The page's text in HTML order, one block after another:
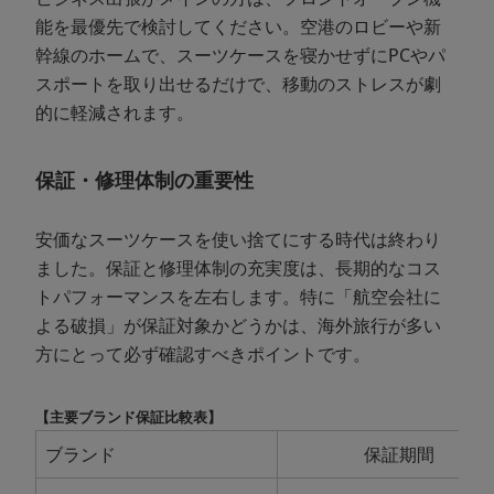
能を最優先で検討してください。空港のロビーや新
幹線のホームで、スーツケースを寝かせずにPCやパ
スポートを取り出せるだけで、移動のストレスが劇
的に軽減されます。
保証・修理体制の重要性
安価なスーツケースを使い捨てにする時代は終わり
ました。保証と修理体制の充実度は、長期的なコス
トパフォーマンスを左右します。特に「航空会社に
よる破損」が保証対象かどうかは、海外旅行が多い
方にとって必ず確認すべきポイントです。
【主要ブランド保証比較表】
ブランド
保証期間